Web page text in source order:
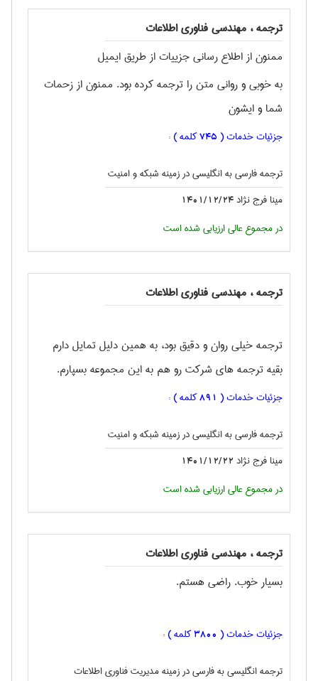
ترجمه ، مهندسی فناوری اطلاعات
ممنون از اطلاع رسانی جزییات از طریق ایمیل
به خوبی و روانی متن را ترجمه کرده بود. ممنون از زحمات
شما و ایشون
جزئیات خدمات ( 745کلمه ) :
ترجمه فارسی به انگليسی در زمینه شبکه و امنیت
مینا فرج نژاد 1401/12/24
در مجموع عالی ارزیابی شده است
ترجمه ، مهندسی فناوری اطلاعات
ترجمه خیلی روان و دقیق بود، به همین دلیل تمایل دارم
بقیه ترجمه های شرکت رو هم به این مجموعه بسپارم.
جزئیات خدمات ( 891کلمه ) :
ترجمه فارسی به انگليسی در زمینه شبکه و امنیت
مینا فرج نژاد 1401/12/22
در مجموع عالی ارزیابی شده است
ترجمه ، مهندسی فناوری اطلاعات
بسیار خوب. راضی هستم.
جزئیات خدمات ( 3800کلمه ) :
ترجمه انگليسی به فارسی در زمینه مدیریت فناوری اطلاعات